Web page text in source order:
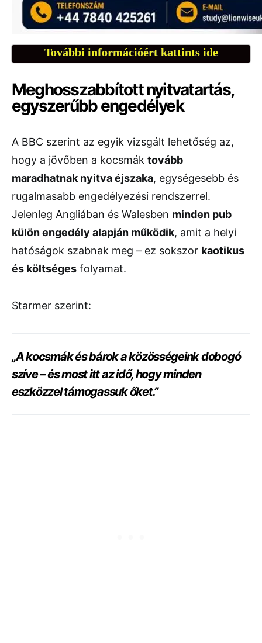
További információért kattints ide
Meghosszabbított nyitvatartás,
egyszerűbb engedélyek
A BBC szerint az egyik vizsgált lehetőség az,
hogy a jövőben a kocsmák tovább
maradhatnak nyitva éjszaka, egységesebb és
rugalmasabb engedélyezési rendszerrel.
Jelenleg Angliában és Walesben minden pub
külön engedély alapján működik, amit a helyi
hatóságok szabnak meg – ez sokszor kaotikus
és költséges folyamat.
Starmer szerint:
„A kocsmák és bárok a közösségeink dobogó
szíve – és most itt az idő, hogy minden
eszközzel támogassuk őket.”